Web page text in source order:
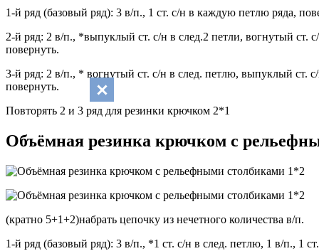
1-й ряд (базовый ряд): 3 в/п., 1 ст. с/н в каждую петлю ряда,
2-й ряд: 2 в/п., *выпуклый ст. с/н в след.2 петли, вогнутый ст.
повернуть.
3-й ряд: 2 в/п., * вогнутый ст. с/н в след. петлю, выпуклый ст.
повернуть.
Повторять 2 и 3 ряд для резинки крючком 2*1
Объёмная резинка крючком с
(кратно 5+1+2)набрать цепочку из нечетного количества в/п.
1-й ряд (базовый ряд): 3 в/п., *1 ст. с/н в след. петлю, 1 в/п., 1